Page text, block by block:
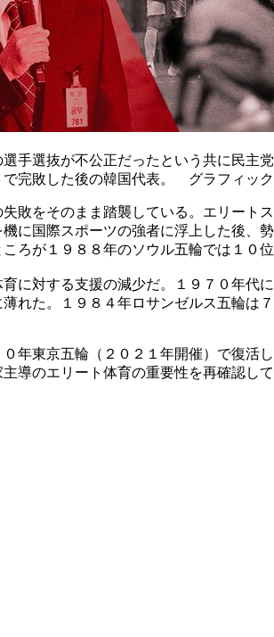
手選抜が不公正だったという共に民主
で完敗した後の韓国代表。 グラフィッ
敗をそのまま踏襲している。エリート
に国際スポーツの強者に浮上した後、
ろが１９８８年のソウル五輪では１０
に対する支援の減少だ。１９７０年代
れた。１９８４年ロサンゼルス五輪は
年東京五輪（２０２１年開催）で復活
導のエリート体育の重要性を再確認して